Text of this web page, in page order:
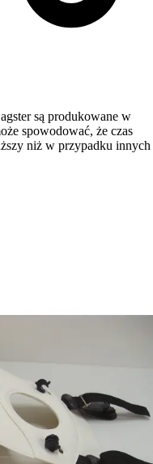
są produkowane w
spowodować, że czas
niż w przypadku innych